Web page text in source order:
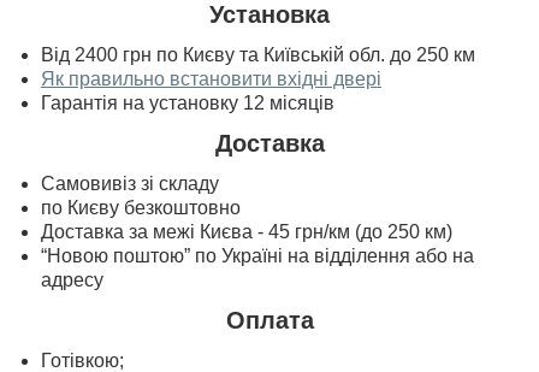
Установка
Від 2400 грн по Києву та Київській обл. до 250 км
Як правильно встановити вхідні двері
Гарантія на установку 12 місяців
Доставка
Самовивіз зі складу
по Києву безкоштовно
Доставка за межі Києва - 45 грн/км (до 250 км)
“Новою поштою” по Україні на відділення або на
адресу
Оплата
Готівкою;